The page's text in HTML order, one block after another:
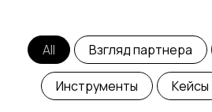
All Взгляд партнера
Инструменты Кейсы